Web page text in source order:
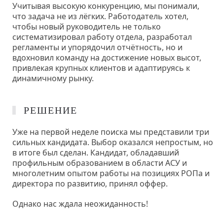
Учитывая высокую конкуренцию, мы понимали,
что задача не из лёгких. Работодатель хотел,
чтобы новый руководитель не только
систематизировал работу отдела, разработал
регламенты и упорядочил отчётность, но и
вдохновил команду на достижение новых высот,
привлекая крупных клиентов и адаптируясь к
динамичному рынку.
РЕШЕНИЕ
Уже на первой неделе поиска мы представили три
сильных кандидата. Выбор оказался непростым, но
в итоге был сделан. Кандидат, обладавший
профильным образованием в области АСУ и
многолетним опытом работы на позициях РОПа и
директора по развитию, принял оффер.
Однако нас ждала неожиданность!